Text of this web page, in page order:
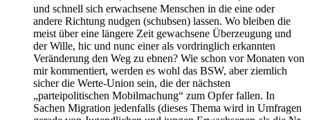
und schnell sich erwachsene Menschen in die eine oder
andere Richtung nudgen (schubsen) lassen. Wo bleiben die
meist über eine längere Zeit gewachsene Überzeugung und
der Wille, hic und nunc einer als vordringlich erkannten
Veränderung den Weg zu ebnen? Wie schon vor Monaten von
mir kommentiert, werden es wohl das BSW, aber ziemlich
sicher die Werte-Union sein, die der nächsten
„parteipolitischen Mobilmachung“ zum Opfer fallen. In
Sachen Migration jedenfalls (dieses Thema wird in Umfragen